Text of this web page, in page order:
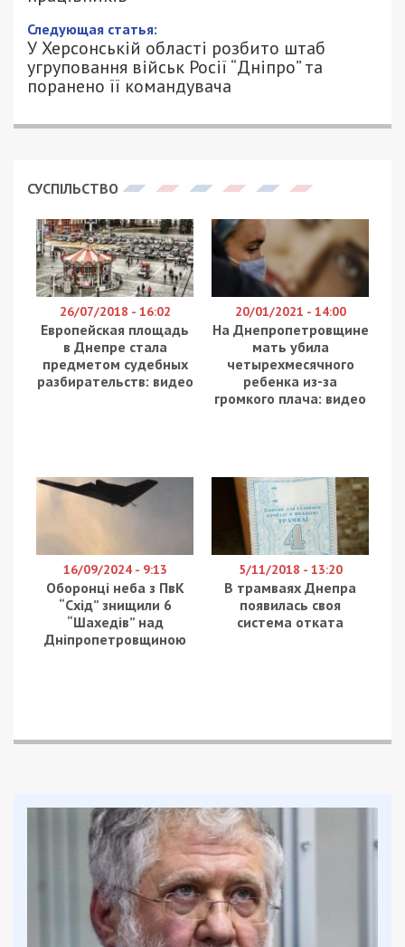
6/11/2023 - 16:14
ПЕТРО ЩУКІН - СПЕЦИАЛЬНО ДЛЯ
49000.COM.UA
поступово загострюється дефіцит кадрів за
найближчим часом зіткнеться з гострим
Найбільше не вистачатиме кваліфікованих
робітників з інструментом – 21%. Йдеться про
професії від швачки та маляра до
електромонтера та слюсаря з ремонту колісних
транспортних засобів, повідомляєДержавний
центр зайнятості.
При цьому дефіцит таких фахівців роботодавці
відчували ще задовго до початку
Нестача робітників з обслуговування,
експлуатації обладнання та машин оцінюється у
18%. Йдеться про такі професії:
водії;
машиністи; трактористи;
кранівники.
Дефіцит працівників сфери торгівлі та послуг
бармени;
охоронці.
У категоріях вчитель, вихователь, фармацевт,
лікар загальної практики – сімейний лікар,
інженер, практичний психолог дефіцит
очікується на рівні 14%. Хоча якщо брати віковий
ценз нинішніх працівників, то ситуація набагато